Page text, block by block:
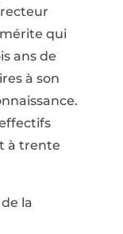
qui
ans de
à son
à trente
la